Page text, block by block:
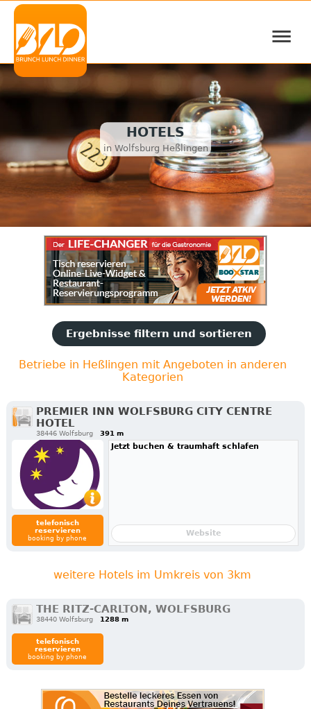
≡
HOTELS
in Wolfsburg Heßlingen
Ergebnisse filtern und sortieren
Betriebe in Heßlingen mit Angeboten in anderen
Kategorien
PREMIER INN WOLFSBURG CITY CENTRE
HOTEL
38446 Wolfsburg 391 m
telefonisch
reservieren
booking by phone
Jetzt buchen & traumhaft schlafen
Website
weitere Hotels im Umkreis von 3km
THE RITZ-CARLTON, WOLFSBURG
38440 Wolfsburg 1288 m
telefonisch
reservieren
booking by phone